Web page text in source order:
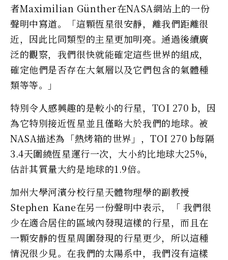
者Maximilian Günther在NASA網站上的一份
聲明中寫道。「這顆恆星很安靜，離我們距離很
近，因此比同類型的主星更加明亮。通過後續廣
泛的觀察，我們很快就能確定這些世界的組成，
確定他們是否存在大氣層以及它們包含的氣體種
類等等。」
特別令人感興趣的是較小的行星，TOI 270 b，因
為它特別接近恆星並且僅略大於我們的地球。被
NASA描述為「熱烤箱的世界」，TOI 270 b每隔
3.4天圍繞恆星運行一次，大小約比地球大25%，
估計其質量大約是地球的1.9倍。
加州大學河濱分校行星天體物理學的副教授
Stephen Kane在另一份聲明中表示，「 我們很
少在適合居住的區域內發現這樣的行星，而且在
一顆安靜的恆星周圍發現的行星更少，所以這種
情況很少見。在我們的太陽系中，我們沒有這樣